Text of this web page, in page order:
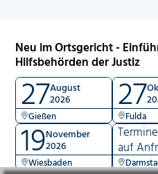
Neu im Ortsgericht -
Hilfsbehörden der Justiz
27August
2026
Gießen 27
Fulda
19November
2026
Wiesbaden
Termine
auf